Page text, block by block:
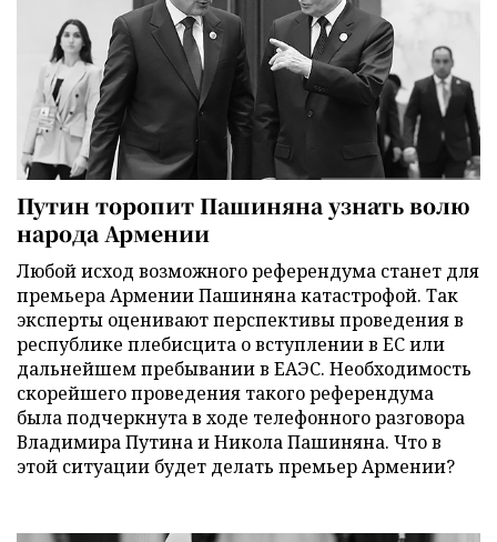
Путин торопит Пашиняна узнать волю
народа Армении
Любой исход возможного референдума станет для
премьера Армении Пашиняна катастрофой. Так
эксперты оценивают перспективы проведения в
республике плебисцита о вступлении в ЕС или
дальнейшем пребывании в ЕАЭС. Необходимость
скорейшего проведения такого референдума
была подчеркнута в ходе телефонного разговора
Владимира Путина и Никола Пашиняна. Что в
этой ситуации будет делать премьер Армении?